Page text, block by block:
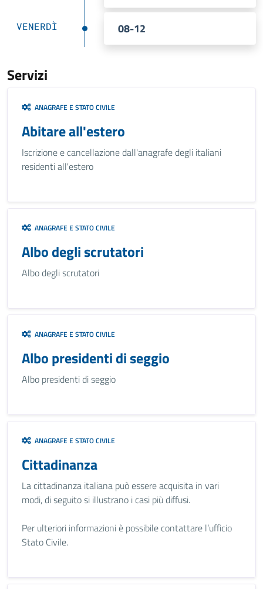
VENERDÌ 08-12
Servizi
ANAGRAFE E STATO CIVILE
Abitare all'estero
Iscrizione e cancellazione dall'anagrafe degli italiani
residenti all'estero
ANAGRAFE E STATO CIVILE
Albo degli scrutatori
Albo degli scrutatori
ANAGRAFE E STATO CIVILE
Albo presidenti di seggio
Albo presidenti di seggio
ANAGRAFE E STATO CIVILE
Cittadinanza
La cittadinanza italiana può essere acquisita in vari
modi, di seguito si illustrano i casi più diffusi.
Per ulteriori informazioni è possibile contattare l’ufficio
Stato Civile.